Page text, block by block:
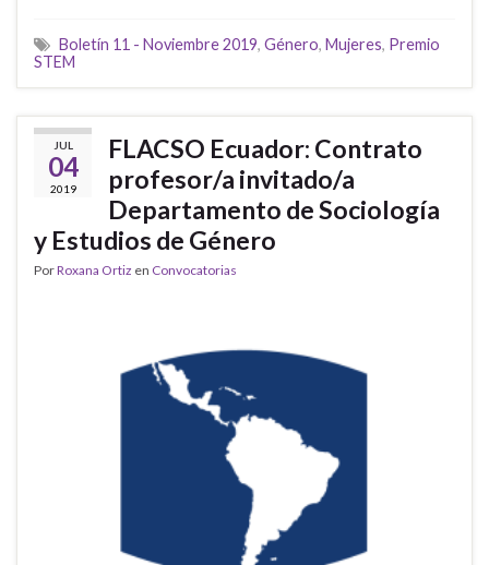
Boletín 11 - Noviembre 2019, Género, Mujeres, Premio
STEM
JUL
04
2019
FLACSO Ecuador: Contrato
profesor/a invitado/a
Departamento de Sociología
y Estudios de Género
PorRoxana Ortiz en Convocatorias